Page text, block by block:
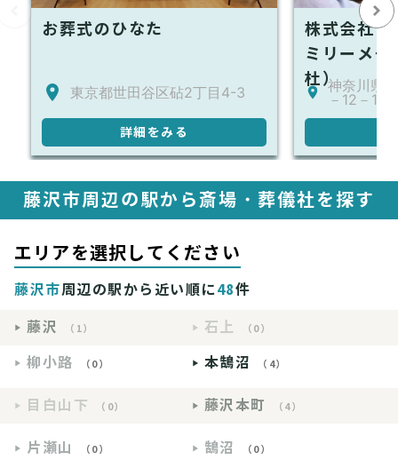
お葬式のひなた
東京都世田谷区砧2丁目4-3
詳細をみる
株式会社
ミリーメモ
杜）神奈川県
－12－1-
藤沢市周辺の駅から斎場・葬儀社を探す
エリアを選択してください
藤沢市周辺の駅から近い順に48件
藤沢
（1） 石上 （0）
柳小路 （0） 本鵠沼 （4）
目白山下 （0） 藤沢本町 （4）
片瀬山 （0） 鵠沼 （0）